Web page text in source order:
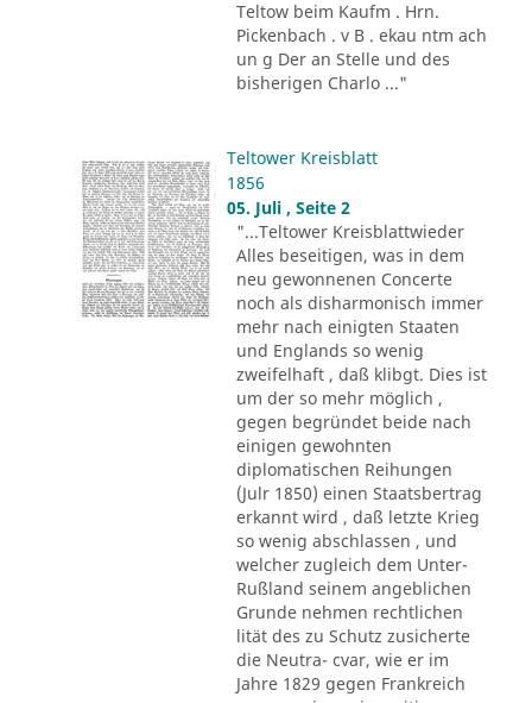
Teltow beim Kaufm . Hrn.
Pickenbach . v B . ekau ntm ach
un g Der an Stelle und des
bisherigen Charlo ..."
Teltower Kreisblatt
1856
05. Juli , Seite 2
"...Teltower Kreisblattwieder
Alles beseitigen, was in dem
neu gewonnenen Concerte
noch als disharmonisch immer
mehr nach einigten Staaten
und Englands so wenig
zweifelhaft , daß klibgt. Dies ist
um der so mehr möglich ,
gegen begründet beide nach
einigen gewohnten
diplomatischen Reihungen
(Julr 1850) einen Staatsbertrag
erkannt wird , daß letzte Krieg
so wenig abschlassen , und
welcher zugleich dem Unter-
Rußland seinem angeblichen
Grunde nehmen rechtlichen
lität des zu Schutz zusicherte
die Neutra- cvar, wie er im
Jahre 1829 gegen Frankreich